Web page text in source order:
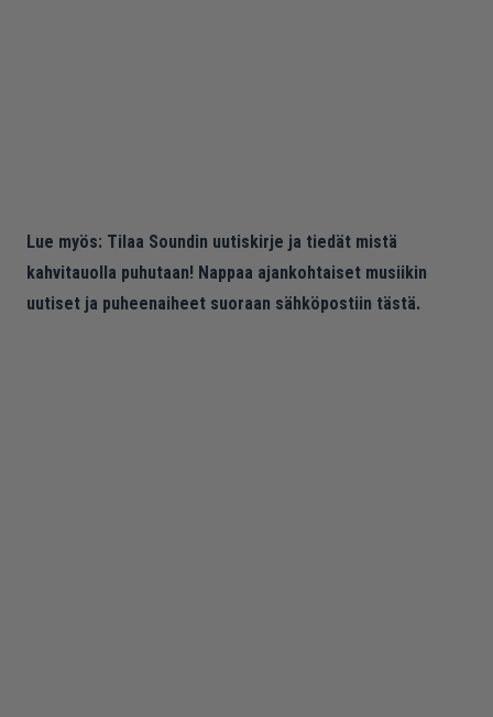
Lue myös: Tilaa Soundin uutiskirje ja tiedät mistä
kahvitauolla puhutaan! Nappaa ajankohtaiset musiikin
uutiset ja puheenaiheet suoraan sähköpostiin tästä.